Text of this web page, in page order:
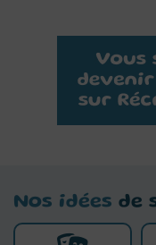
Nos idées de